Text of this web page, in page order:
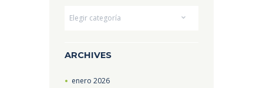
ARCHIVES
enero2026